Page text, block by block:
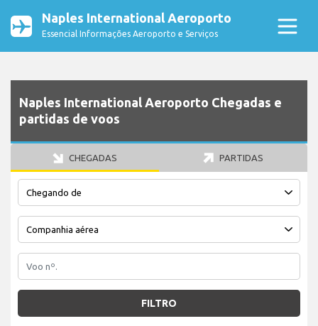
Naples International Aeroporto
Essencial Informações Aeroporto e Serviços
Naples International Aeroporto Chegadas e
partidas de voos
CHEGADAS PARTIDAS
FILTRO